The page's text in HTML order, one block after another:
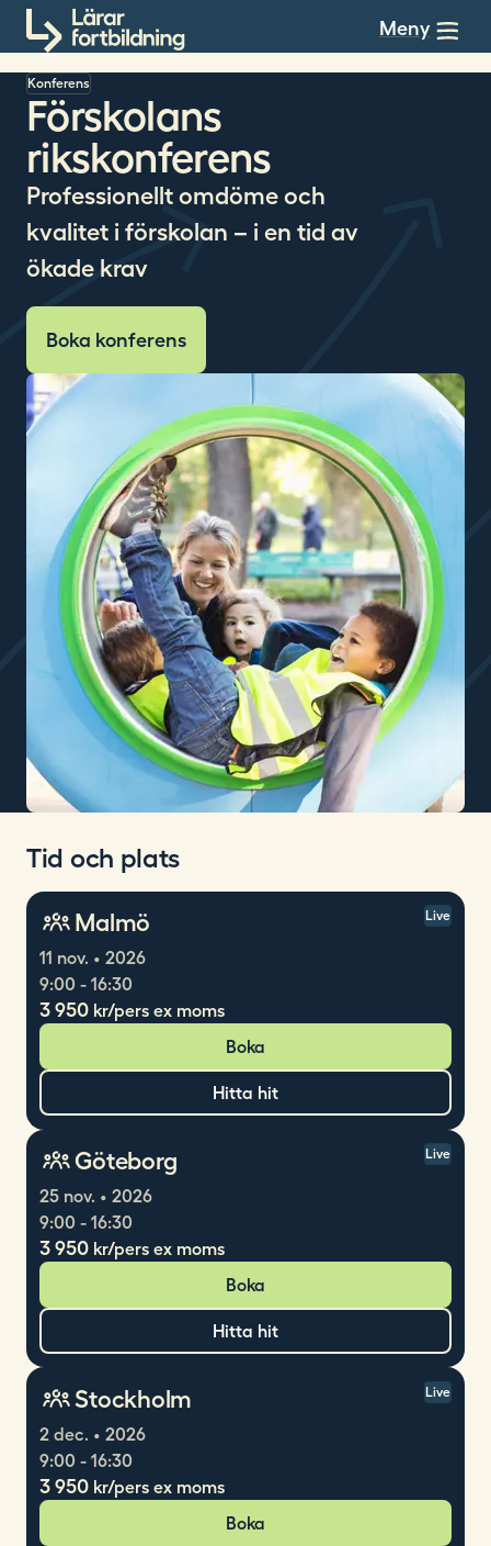
Till innehållet Meny
Konferens
Förskolans
rikskonferens
Professionellt omdöme och
kvalitet i förskolan – i en tid av
ökade krav
Boka konferens
Tid och plats
Live
Malmö
11 nov. • 2026
9:00 - 16:30
3 950 kr/pers ex moms
Boka
Hitta hit
Live
Göteborg
25 nov. • 2026
9:00 - 16:30
3 950 kr/pers ex moms
Boka
Hitta hit
Live
Stockholm
2 dec. • 2026
9:00 - 16:30
3 950 kr/pers ex moms
Boka